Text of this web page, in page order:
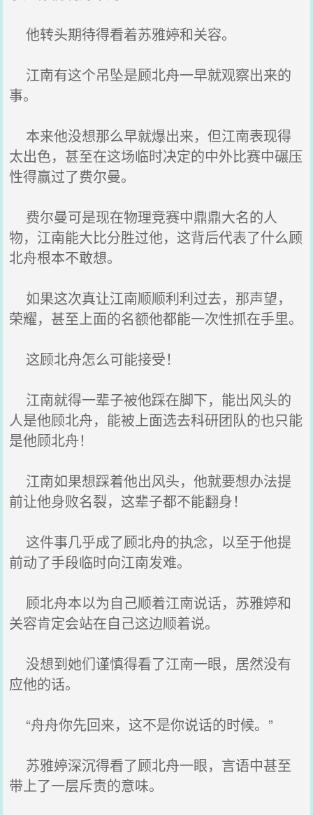
他转头期待得看着苏雅婷和关容。
江南有这个吊坠是顾北舟一早就观察出来的
事。
本来他没想那么早就爆出来，但江南表现得
太出色，甚至在这场临时决定的中外比赛中碾压
性得赢过了费尔曼。
费尔曼可是现在物理竞赛中鼎鼎大名的人
物，江南能大比分胜过他，这背后代表了什么顾
北舟根本不敢想。
如果这次真让江南顺顺利利过去，那声望，
荣耀，甚至上面的名额他都能一次性抓在手里。
这顾北舟怎么可能接受！
江南就得一辈子被他踩在脚下，能出风头的
人是他顾北舟，能被上面选去科研团队的也只能
是他顾北舟！
江南如果想踩着他出风头，他就要想办法提
前让他身败名裂，这辈子都不能翻身！
这件事几乎成了顾北舟的执念，以至于他提
前动了手段临时向江南发难。
顾北舟本以为自己顺着江南说话，苏雅婷和
关容肯定会站在自己这边顺着说。
没想到她们谨慎得看了江南一眼，居然没有
应他的话。
“舟舟你先回来，这不是你说话的时候。”
苏雅婷深沉得看了顾北舟一眼，言语中甚至
带上了一层斥责的意味。